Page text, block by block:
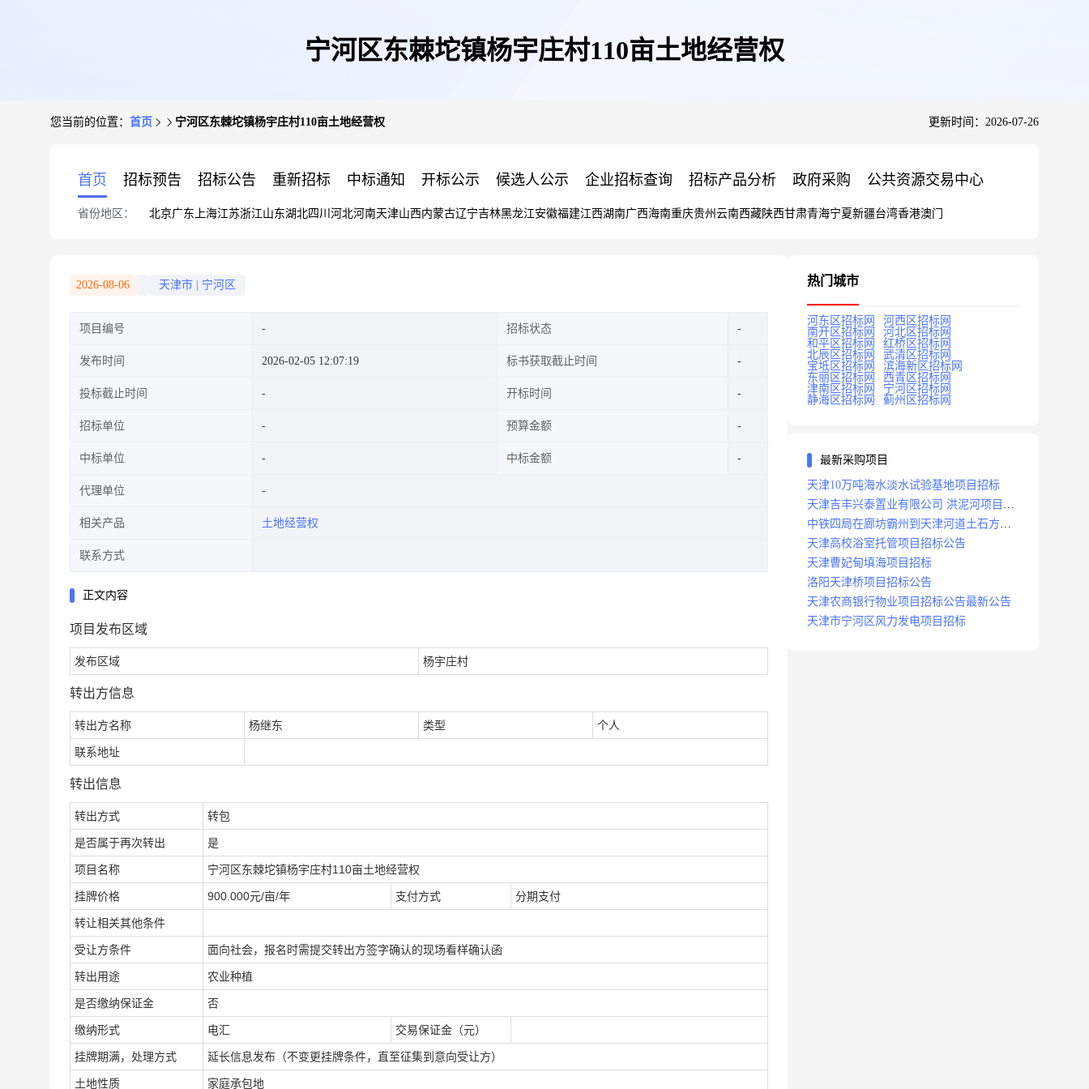
宁河区东棘坨镇杨宇庄村110亩土地经营权
您当前的位置： 首页 宁河区东棘坨镇杨宇庄村110亩土地经营权 更新时间：2026-07-26
首页 招标预告 招标公告 重新招标 中标通知 开标公示 候选人公示 企业招标查询 招标产品分析 政府采购 公共资源交易中心
省份地区： 北京广东 上海江苏浙江山东湖北四川 河北河南天津山西内蒙古辽宁吉林黑龙江安徽福建江西湖南广西海南重庆贵州 云南西藏陕西甘肃青海宁夏新疆台湾香港澳门
2026-08-06 天津市 宁河区
项目编号 招标状态
发布时间 2026-02-05 12:07:19 标书获取截止时间
投标截止时间 开标时间
招标单位 预算金额
中标单位 中标金额
代理单位
相关产品 土地经营权
联系方式
正文内容
项目发布区域
发布区域 杨宇庄村
转出方信息
转出方名称 杨继东 类型 个人
联系地址
转出信息
转出方式 转包
是否属于再次转出 是
项目名称 宁河区东棘坨镇杨宇庄村110亩土地经营权
挂牌价格 900.000元/亩/年 支付方式 分期支付
转让相关其他条件
受让方条件 面向社会，报名时需提交转出方签字确认的现场看样确认函
转出用途 农业种植
是否缴纳保证金 否
缴纳形式 电汇 交易保证金（元）
挂牌期满，处理方式 延长信息发布（不变更挂牌条件，直至征集到意向受让方）
土地性质 家庭承包地
热门城市
河东区招标网
河西区招标网
南开区招标网
河北区招标网
和平区招标网
红桥区招标网
北辰区招标网
武清区招标网
宝坻区招标网
滨海新区招标网
东丽区招标网
西青区招标网
津南区招标网
宁河区招标网
静海区招标网
蓟州区招标网
最新采购项目
天津10万吨海水淡水试验基地项目招标
天津吉丰兴泰置业有限公司 洪泥河项目招
标工程
中铁四局在廊坊霸州到天津河道土石方工
程项目招标
天津高校浴室托管项目招标公告
天津曹妃甸填海项目招标
洛阳天津桥项目招标公告
天津农商银行物业项目招标公告最新公告
天津市宁河区风力发电项目招标